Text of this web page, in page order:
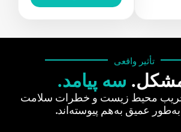
تأثیر واقعی
سه پیامد.
محیط زیست و خطرات سلامت
عمیق به‌هم پیوسته‌اند.